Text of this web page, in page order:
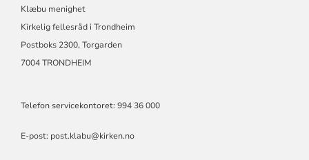
Klæbu menighet
Kirkelig fellesråd i Trondheim
Postboks 2300, Torgarden
7004 TRONDHEIM
Telefon servicekontoret: 994 36 000
E-post: post.klabu@kirken.no